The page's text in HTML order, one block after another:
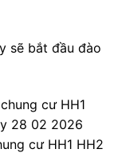
sẽ bắt đầu đào
cư HH1 HH2